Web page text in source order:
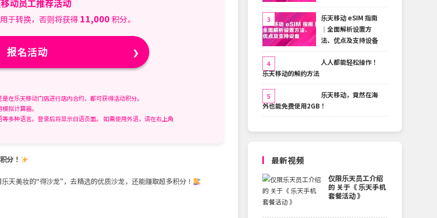
动员工推荐活动
于转换，否则将获得 11,000 积分。
报名活动
在乐天移动门店进行店内合约，都可获得活动积分。
拟计算器。
多种语言。登录后将显示日语页面。 如需使用外语，请在右上角
分！
天美妆的“得沙龙”，去精选的优质沙龙，还能赚取超多积分！
乐天移动 eSIM 指南
｜全面解析设置方
法、优点及支持设备
人人都能轻松操作！
乐天移动的解约方法
乐天移动，竟然在海
外也能免费使用2GB！
最新视频
仅限乐天员工介绍
的 关于《 乐天手机
套餐活动 》